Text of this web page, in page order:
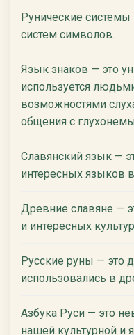
Рунические
систем символов.
Язык знаков — это
используется
возможностями
общения с
Славянский язык —
интересных языков
Древние славяне —
и интересных
Русские руны — это
использовались в
Азбука Руси — это
нашей культурной и